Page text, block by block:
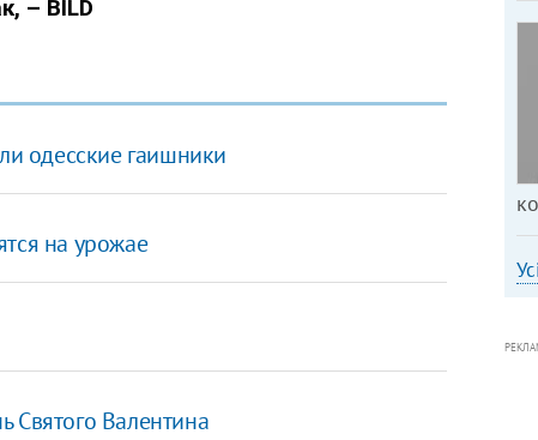
одесские гаишники
на урожае
Святого Валентина